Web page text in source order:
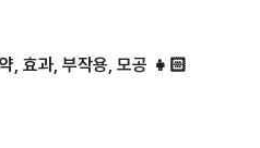
, 효과, 부작용, 모공 👧🏻